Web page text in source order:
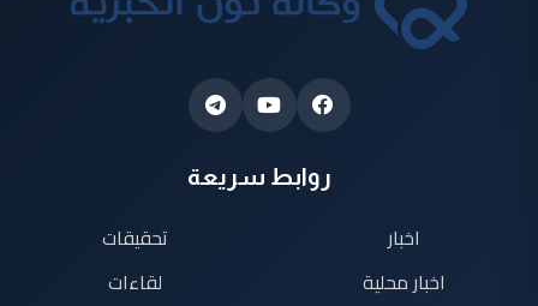
روابط سريعة
اخبار
اخبار محلية
تحقيقات
لقاءات